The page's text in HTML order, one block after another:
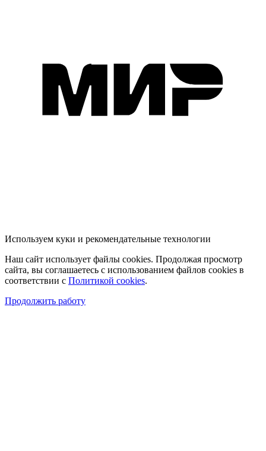
Используем куки и рекомендательные технологии
Наш сайт использует файлы cookies. Продолжая просмотр
сайта, вы соглашаетесь с использованием файлов cookies в
соответствии с Политикой cookies.
Продолжить работу